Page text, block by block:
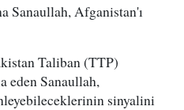
Sanaullah, Afganistan'ı
Taliban (TTP)
eden Sanaullah,
sinyalini